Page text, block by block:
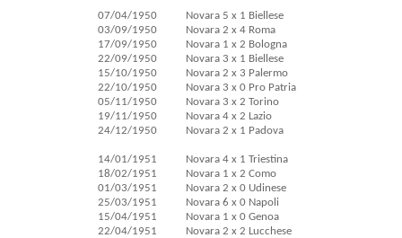
07/04/1950
03/09/1950
17/09/1950
22/09/1950
15/10/1950
22/10/1950
05/11/1950
19/11/1950
24/12/1950
14/01/1951
18/02/1951
01/03/1951
25/03/1951
15/04/1951
22/04/1951
Novara 5 x 1 Biellese
Novara 2 x 4 Roma
Novara 1 x 2 Bologna
Novara 3 x 1 Biellese
Novara 2 x 3 Palermo
Novara 3 x 0 Pro Patria
Novara 3 x 2 Torino
Novara 4 x 2 Lazio
Novara 2 x 1 Padova
Novara 4 x 1 Triestina
Novara 1 x 2 Como
Novara 2 x 0 Udinese
Novara 6 x 0 Napoli
Novara 1 x 0 Genoa
Novara 2 x 2 Lucchese